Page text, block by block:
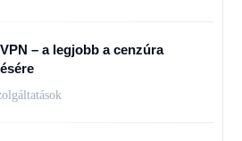
– a legjobb a cenzúra